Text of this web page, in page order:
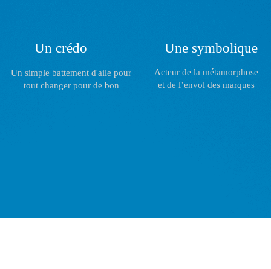
Un crédo
Un simple battement d'aile pour
tout changer pour de bon
Une symbolique
Acteur de la métamorphose
et de l’envol des marques